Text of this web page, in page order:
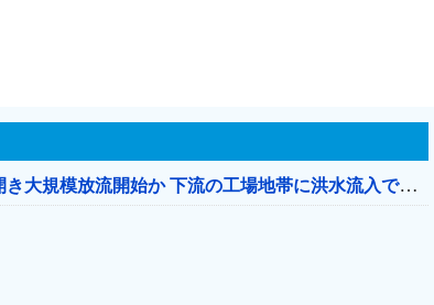
【おわった】 三峡ダム、豪雨で13基の水門を開き大規模放流開始か 下流の工場地帯に洪水流入で崩壊はじまる